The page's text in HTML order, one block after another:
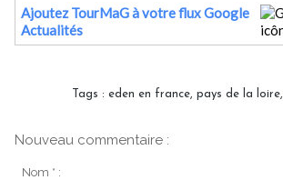
Ajoutez TourMaG à votre flux Google
Actualités
Tags : eden en france, pays de la loire,
Nouveau commentaire :
Nom * :